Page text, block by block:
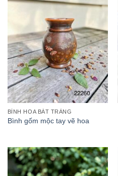
BÌNH HOA BÁT TRÀNG
Bình gốm mộc tay vẽ hoa